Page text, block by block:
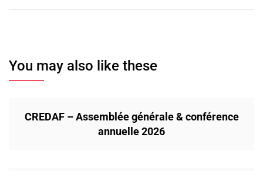
You may also like these
CREDAF – Assemblée générale & conférence
annuelle 2026